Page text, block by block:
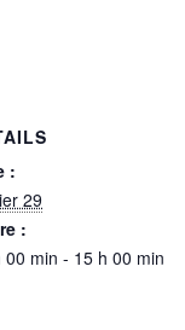
:
29
:
00 min - 15 h 00 min